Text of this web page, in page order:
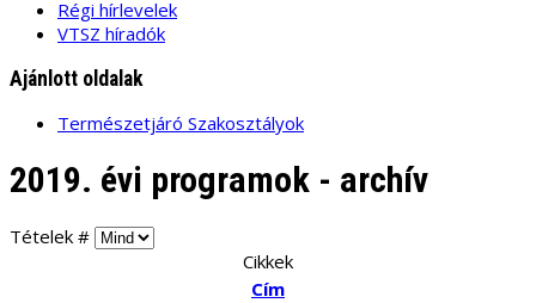
Régi hírlevelek
VTSZ híradók
Ajánlott oldalak
Természetjáró Szakosztályok
2019. évi programok - archív
Tételek #
Cikkek
Cím